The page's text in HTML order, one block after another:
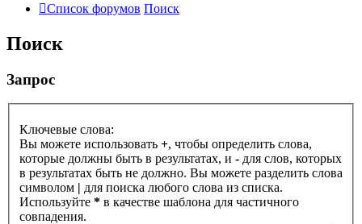
Список форумов Поиск
Поиск
Запрос
Ключевые слова:
Вы можете использовать +, чтобы определить слова,
которые должны быть в результатах, и - для слов, которых
в результатах быть не должно. Вы можете разделить слова
символом | для поиска любого слова из списка.
Используйте * в качестве шаблона для частичного
совпадения.